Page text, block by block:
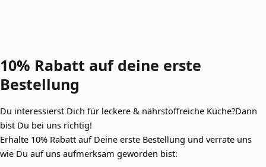
10% Rabatt auf deine erste
Bestellung
Du interessierst Dich für leckere & nährstoffreiche Küche?Dann
bist Du bei uns richtig!
Erhalte 10% Rabatt auf Deine erste Bestellung und verrate uns
wie Du auf uns aufmerksam geworden bist: